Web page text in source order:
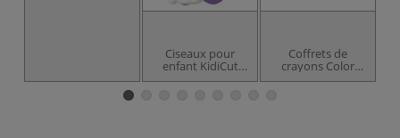
Ciseaux pour
enfant KidiCut
Maped
Coffrets de
crayons Color
Peps Infinity